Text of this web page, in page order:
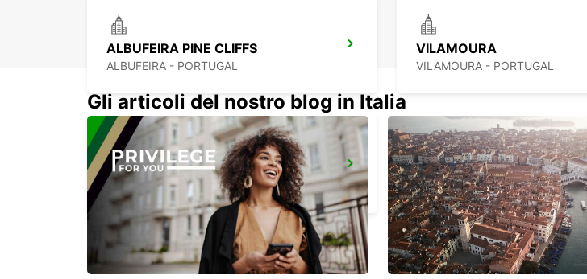
ALBUFEIRA PINE CLIFFS
ALBUFEIRA - PORTUGAL
VILAMOURA
VILAMOURA - PORTUGAL
FARO AEROPORTO
FARO - PORTUGAL
MONTE GORDO
MONTE GORDO - PORTUGAL
Gli articoli del nostro blog in Italia